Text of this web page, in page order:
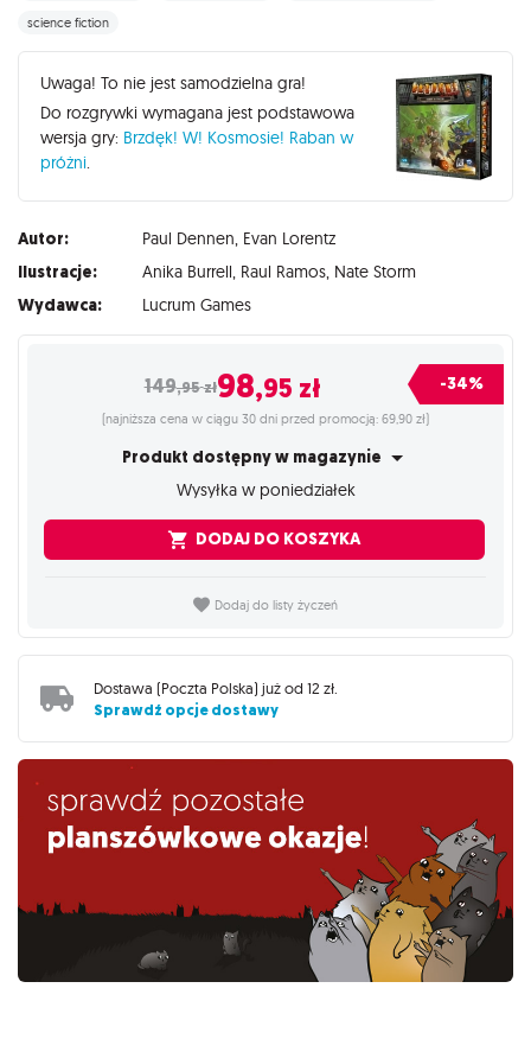
science fiction
Uwaga! To nie jest samodzielna gra!
Do rozgrywki wymagana jest podstawowa
wersja gry: Brzdęk! W! Kosmosie! Raban w
próżni.
Autor: Paul Dennen, Evan Lorentz
Ilustracje: Anika Burrell, Raul Ramos, Nate Storm
Wydawca: Lucrum Games
149,95zł98,95 zł -34%
(najniższa cena w ciągu 30 dni przed promocją: 69,90 zł)
Produkt dostępny w magazynie
Wysyłka w poniedziałek
DODAJ DO KOSZYKA
Dodaj do listy życzeń
Dostawa (Poczta Polska) już od 12 zł
Sprawdź opcje dostawy